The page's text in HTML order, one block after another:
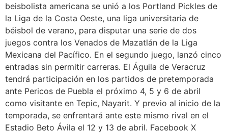
beisbolista americana se unió a los Portland Pickles de
la Liga de la Costa Oeste, una liga universitaria de
béisbol de verano, para disputar una serie de dos
juegos contra los Venados de Mazatlán de la Liga
Mexicana del Pacífico. En el segundo juego, lanzó cinco
entradas sin permitir carreras. El Águila de Veracruz
tendrá participación en los partidos de pretemporada
ante Pericos de Puebla el próximo 4, 5 y 6 de abril
como visitante en Tepic, Nayarit. Y previo al inicio de la
temporada, se enfrentará ante este mismo rival en el
Estadio Beto Ávila el 12 y 13 de abril. Facebook X